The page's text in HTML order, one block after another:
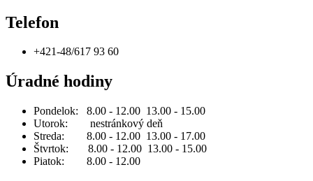
Telefon
+421-48/617 93 60
Úradné hodiny
Pondelok: 8.00 - 12.00 13.00 - 15.00
Utorok: nestránkový deň
Streda: 8.00 - 12.00 13.00 - 17.00
Štvrtok: 8.00 - 12.00 13.00 - 15.00
Piatok: 8.00 - 12.00